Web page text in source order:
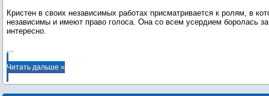
Кристен в своих независимых работах присматривается к ролям, в
независимы и имеют право голоса. Она со всем усердием боролась
...
Читать дальше »